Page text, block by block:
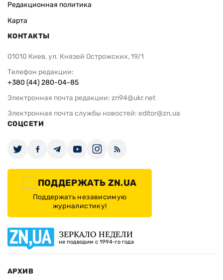
Редакционная политика
Карта
КОНТАКТЫ
01010 Киев, ул. Князей Острожских, 19/1
Телефон редакции:
+380 (44) 280-04-85
Электронная почта редакции: zn94@ukr.net
Электронная почта службы новостей: editor@zn.ua
СОЦСЕТИ
ПОДДЕРЖАТЬ ZN.UA
Поддержать независимую
журналистику!
ЗЕРКАЛО НЕДЕЛИ
не подводим с 1994-го года
АРХИВ